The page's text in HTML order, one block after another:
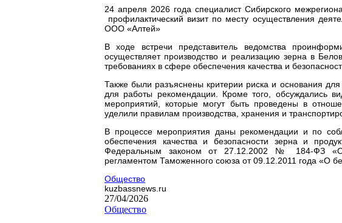
24 апреля 2026 года специалист Сибирского
профилактический визит по месту осуществления
ООО «Алтей»
В ходе встречи представитель ведомства
осуществляет производство и реализацию зерна в
требованиях в сфере обеспечения качества и
Также были разъяснены критерии риска и основания
для работы рекомендации. Кроме того, обсуждались
мероприятий, которые могут быть проведены в
уделили правилам производства, хранения и
В процессе мероприятия даны рекомендации и по
обеспечения качества и безопасности зерна и
Федеральным законом от 27.12.2002 № 184-ФЗ «О
регламентом Таможенного союза от 09.12.2011 года «О
Общество
kuzbassnews.ru
27/04/2026
Общество